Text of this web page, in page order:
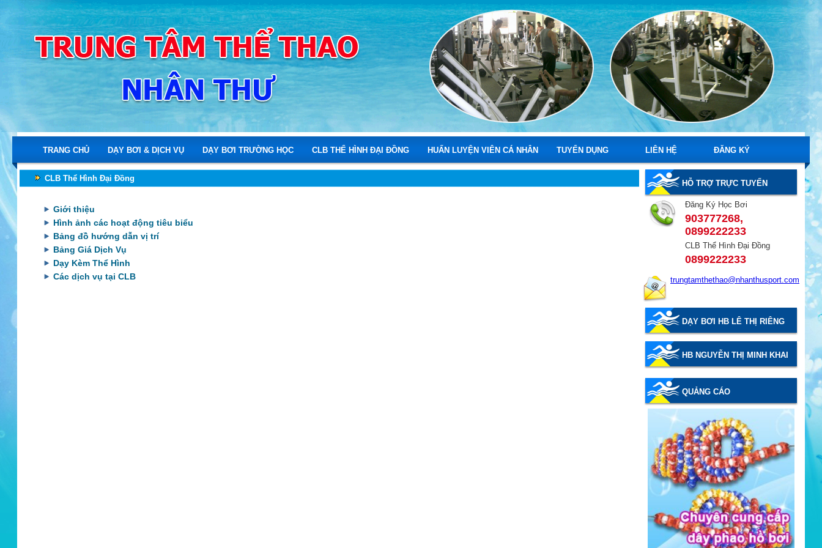
TRANG CHỦ DẠY BƠI & DỊCH VỤ DẠY BƠI TRƯỜNG HỌC CLB THỂ HÌNH ĐẠI ĐỒNG HUẤN LUYỆN VIÊN CÁ NHÂN TUYỂN DỤNG LIÊN HỆ ĐĂNG KÝ
CLB Thể Hình Đại Đồng
Giới thiệu
Hình ảnh các hoạt động tiêu biểu
Bảng đồ hướng dẫn vị trí
Bảng Giá Dịch Vụ
Dạy Kèm Thể Hình
Các dịch vụ tại CLB
HỖ TRỢ TRỰC TUYẾN
Đăng Ký Học Bơi
903777268,
0899222233
CLB Thể Hình Đại Đồng
0899222233
trungtamthethao@nhanthusport.com
DẠY BƠI HB LÊ THỊ RIÊNG
HB NGUYỄN THỊ MINH KHAI
QUẢNG CÁO